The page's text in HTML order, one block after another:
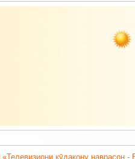
кӯдакону наврасон -